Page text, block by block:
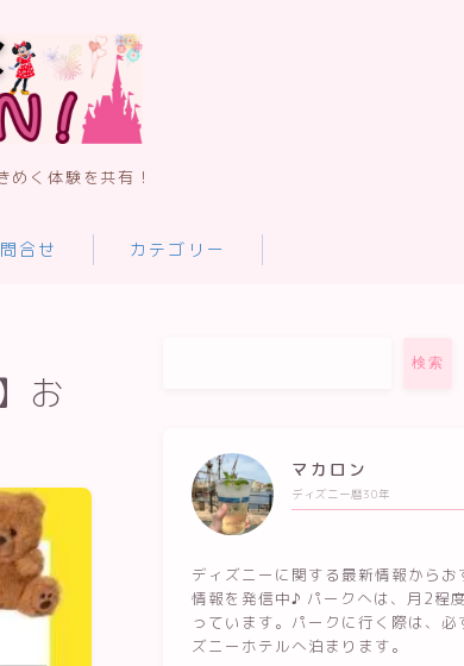
く体験を共有！
合せ カテゴリー
お
検索
マカロン
ディズニー暦30年
ディズニーに関する最新情報からお
情報を発信中♪ パークへは、月2程
っています。パークに行く際は、必
ズニーホテルへ泊まります。